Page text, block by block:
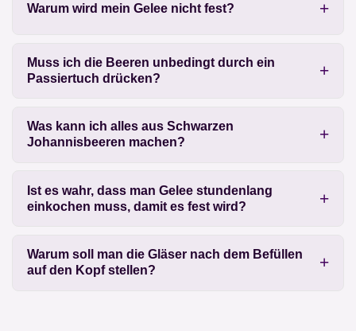
Warum wird mein Gelee nicht fest?
Muss ich die Beeren unbedingt durch ein
Passiertuch drücken?
Was kann ich alles aus Schwarzen
Johannisbeeren machen?
Ist es wahr, dass man Gelee stundenlang
einkochen muss, damit es fest wird?
Warum soll man die Gläser nach dem Befüllen
auf den Kopf stellen?